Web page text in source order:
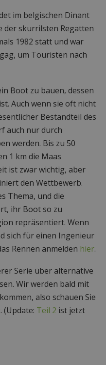
im belgischen Dinant
der skurrilsten Regatten
1982 statt und war
um Touristen nach
Boot zu bauen, dessen
Auch wenn sie oft nicht
Bestandteil des
auch nur durch
werden. Bis zu 50
1 km die Maas
ist zwar wichtig, aber
den Wettbewerb.
Thema, und die
ihr Boot so zu
repräsentiert. Wenn
sich für einen Ingenieur
Rennen anmelden hier.
Serie über alternative
Wir werden bald mit
also schauen Sie
(Update: Teil 2 ist jetzt